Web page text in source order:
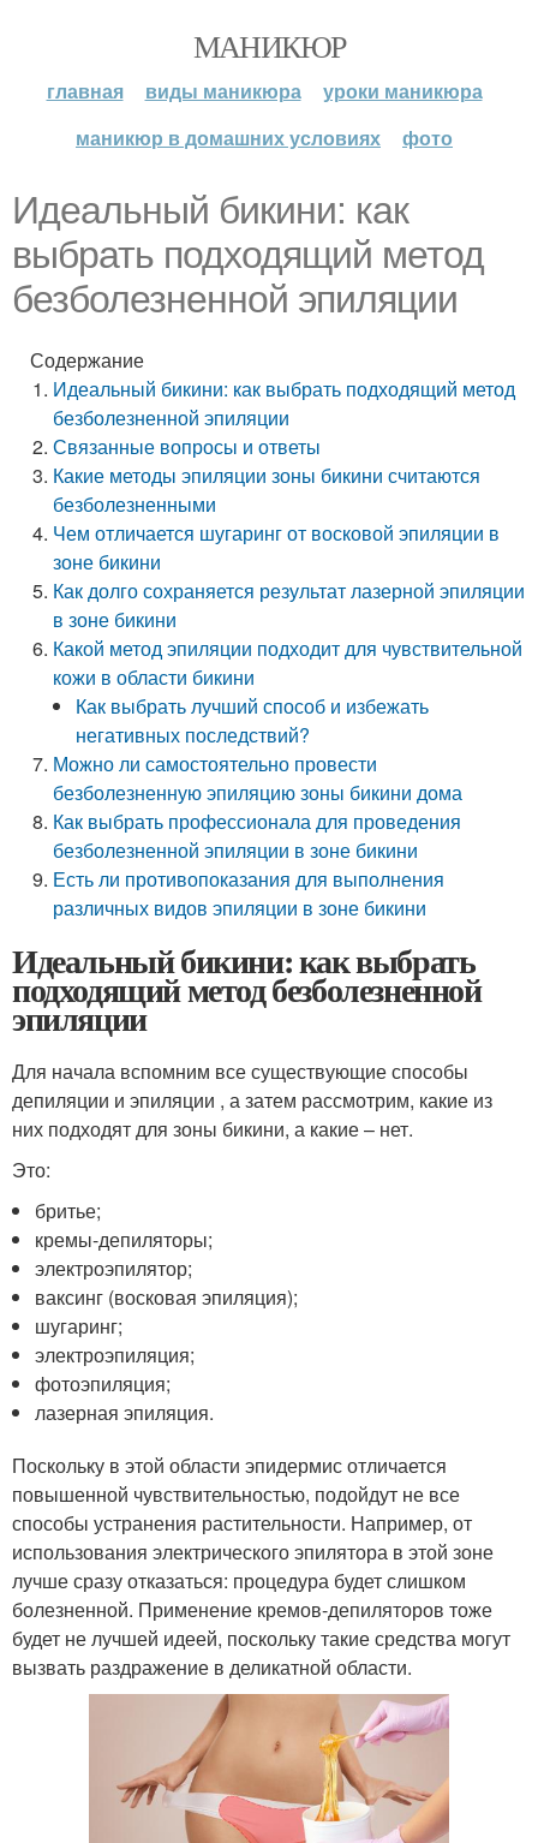
МАНИКЮР
главная виды маникюра
уроки маникюра
маникюр в домашних условиях
фото
Идеальный бикини: как
выбрать подходящий метод
безболезненной эпиляции
Содержание
Идеальный бикини: как выбрать подходящий метод
безболезненной эпиляции
Связанные вопросы и ответы
Какие методы эпиляции зоны бикини считаются
безболезненными
Чем отличается шугаринг от восковой эпиляции в
зоне бикини
Как долго сохраняется результат лазерной эпиляции
в зоне бикини
Какой метод эпиляции подходит для чувствительной
кожи в области бикини
Как выбрать лучший способ и избежать
негативных последствий?
Можно ли самостоятельно провести
безболезненную эпиляцию зоны бикини дома
Как выбрать профессионала для проведения
безболезненной эпиляции в зоне бикини
Есть ли противопоказания для выполнения
различных видов эпиляции в зоне бикини
Идеальный бикини: как выбрать
подходящий метод безболезненной
эпиляции
Для начала вспомним все существующие способы
депиляции и эпиляции , а затем рассмотрим, какие из
них подходят для зоны бикини, а какие – нет.
Это:
бритье;
кремы-депиляторы;
электроэпилятор;
ваксинг (восковая эпиляция);
шугаринг;
электроэпиляция;
фотоэпиляция;
лазерная эпиляция.
Поскольку в этой области эпидермис отличается
повышенной чувствительностью, подойдут не все
способы устранения растительности. Например, от
использования электрического эпилятора в этой зоне
лучше сразу отказаться: процедура будет слишком
болезненной. Применение кремов-депиляторов тоже
будет не лучшей идеей, поскольку такие средства могут
вызвать раздражение в деликатной области.